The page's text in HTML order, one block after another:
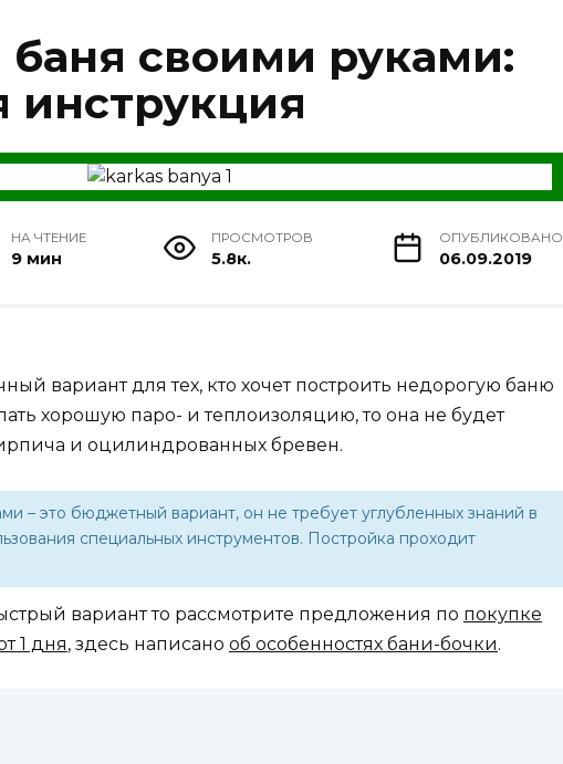
баня своими руками:
инструкция
НА ЧТЕНИЕ
9 мин
ПРОСМОТРОВ
5.8к.
ОПУБЛИКОВАНО
06.09.2019
вариант для тех, кто хочет построить недорогую баню
хорошую паро- и теплоизоляцию, то она не будет
и оцилиндрованных бревен.
– это бюджетный вариант, он не требует углубленных знаний в
специальных инструментов. Постройка проходит
вариант то рассмотрите предложения по покупке
1 дня, здесь написано об особенностях бани-бочки.